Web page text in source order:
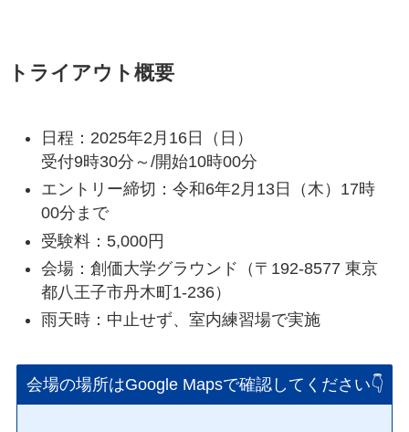
トライアウト概要
日程：2025年2月16日（日）
受付9時30分～/開始10時00分
エントリー締切：令和6年2月13日（木）17時
00分まで
受験料：5,000円
会場：創価大学グラウンド（〒192-8577 東京
都八王子市丹木町1-236）
雨天時：中止せず、室内練習場で実施
会場の場所はGoogle Mapsで確認してください👇